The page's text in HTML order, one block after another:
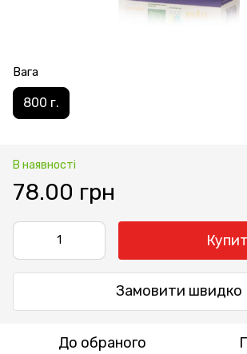
Вага
800 г.
В наявності
78.00 грн
Замовити швидко
До обраного